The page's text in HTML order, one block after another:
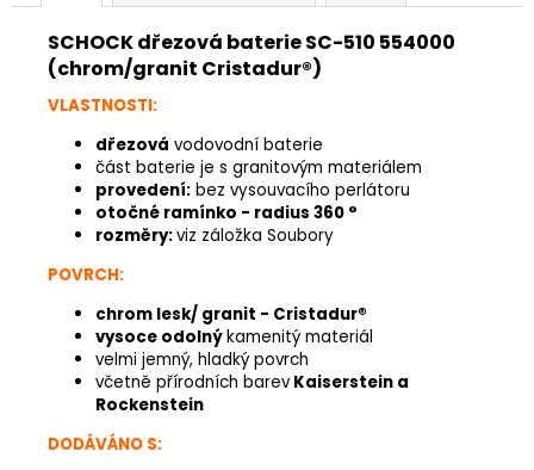
SCHOCK dřezová baterie SC-510 554000
(chrom/granit Cristadur®)
VLASTNOSTI:
dřezová vodovodní baterie
část baterie je s granitovým materiálem
provedení: bez vysouvacího perlátoru
otočné ramínko - radius 360 °
rozměry:viz záložka Soubory
POVRCH:
chrom lesk/ granit - Cristadur®
vysoce odolnýkamenitý materiál
velmi jemný, hladký povrch
včetně přírodních barevKaiserstein a
Rockenstein
DODÁVÁNO S: